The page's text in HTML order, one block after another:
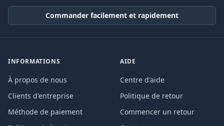
Commander facilement et rapidement
INFORMATIONS
À propos de nous
Clients d'entreprise
Méthode de paiement
AIDE
Centre d'aide
Politique de retour
Commencer un retour